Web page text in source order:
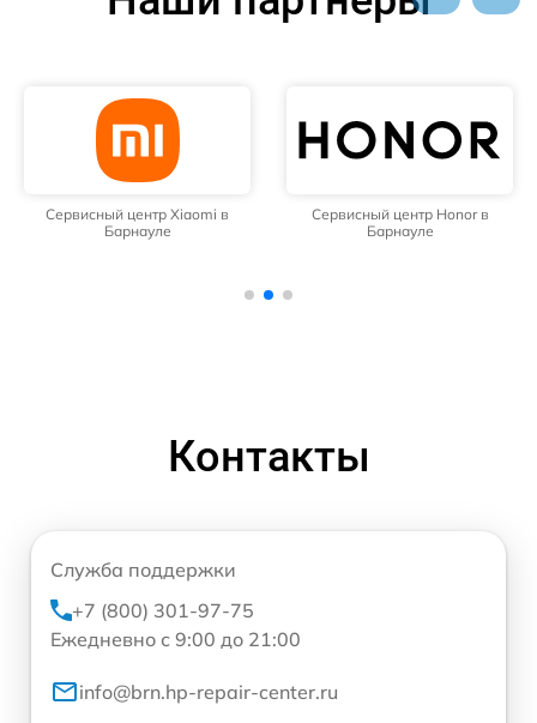
Сервисный центр Xiaomi в
Барнауле
Сервисный центр Honor в
Барнауле
Контакты
Служба поддержки
+7 (800) 301-97-75
Ежедневно с 9:00 до 21:00
info@brn.hp-repair-center.ru